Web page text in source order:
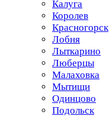
Калуга
Королев
Красногорск
Лобня
Лыткарино
Люберцы
Малаховка
Мытищи
Одинцово
Подольск